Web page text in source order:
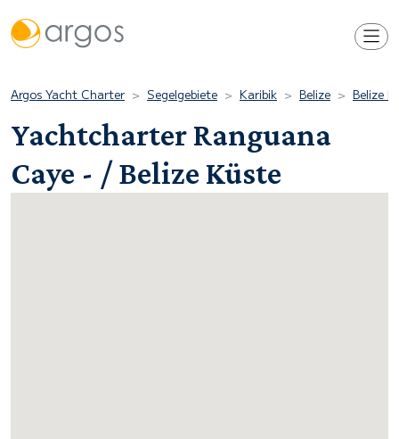
Argos Yacht Charter Segelgebiete Karibik Belize Belize
Yachtcharter Ranguana
Caye - / Belize Küste